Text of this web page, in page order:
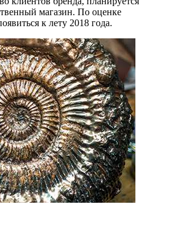
магазин. По оценке
к лету 2018 года.